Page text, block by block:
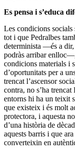
Es pensa i s’educa
Les condicions socials
tot i que Pedralbes
determinista —és a dir,
podràs arribar
condicions materials i
d’oportunitats per a
trencat l’ascensor
contra, no s’ha
entorns hi ha un teixit
que existeix i és molt
protectora, i aquesta
d’una història de
aquests barris i que
converteixin en